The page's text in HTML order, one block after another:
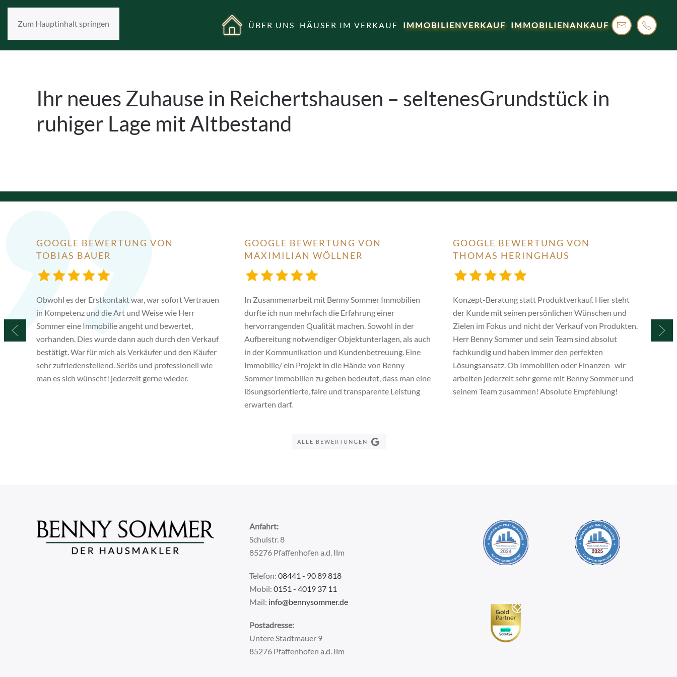
Zum Hauptinhalt springen ÜBER UNS HÄUSER IM VERKAUF IMMOBILIENVERKAUF IMMOBILIENANKAUF
Ihr neues Zuhause in Reichertshausen – seltenesGrundstück in
ruhiger Lage mit Altbestand
GOOGLE BEWERTUNG VON
TOBIAS BAUER
Obwohl es der Erstkontakt war, war sofort Vertrauen
in Kompetenz und die Art und Weise wie Herr
Sommer eine Immobilie angeht und bewertet,
vorhanden. Dies wurde dann auch durch den Verkauf
bestätigt. War für mich als Verkäufer und den Käufer
sehr zufriedenstellend. Seriös und professionell wie
man es sich wünscht! jederzeit gerne wieder.
GOOGLE BEWERTUNG VON
MAXIMILIAN WÖLLNER
In Zusammenarbeit mit Benny Sommer Immobilien
durfte ich nun mehrfach die Erfahrung einer
hervorrangenden Qualität machen. Sowohl in der
Aufbereitung notwendiger Objektunterlagen, als auch
in der Kommunikation und Kundenbetreuung. Eine
Immobilie/ ein Projekt in die Hände von Benny
Sommer Immobilien zu geben bedeutet, dass man eine
lösungsorientierte, faire und transparente Leistung
erwarten darf.
GOOGLE BEWERTUNG VON
THOMAS HERINGHAUS
Konzept-Beratung statt Produktverkauf. Hier steht
der Kunde mit seinen persönlichen Wünschen und
Zielen im Fokus und nicht der Verkauf von Produkten.
Herr Benny Sommer und sein Team sind absolut
fachkundig und haben immer den perfekten
Lösungsansatz. Ob Immobilien oder Finanzen- wir
arbeiten jederzeit sehr gerne mit Benny Sommer und
seinem Team zusammen! Absolute Empfehlung!
ALLE BEWERTUNGEN
Anfahrt:
Schulstr. 8
85276 Pfaffenhofen a.d. Ilm
Telefon:08441 - 90 89 818
Mobil:0151 - 4019 37 11
Mail: info@bennysommer.de
Postadresse:
Untere Stadtmauer 9
85276 Pfaffenhofen a.d. Ilm